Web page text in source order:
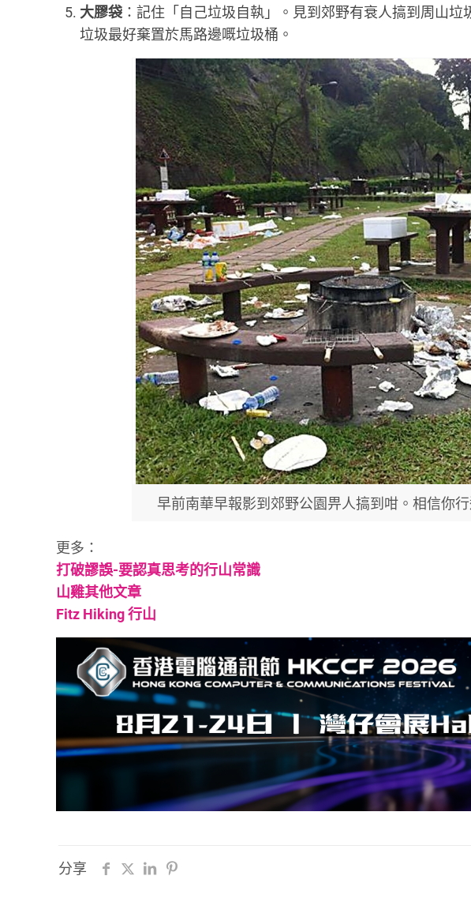
大膠袋 ：記住「自己垃圾自執」。見到郊野有衰人搞到周山
垃圾最好棄置於馬路邊嘅垃圾桶。
早前南華早報影到郊野公園畀人搞到咁。相信你
更多：
打破謬誤-要認真思考的行山常識
山雞其他文章
Fitz Hiking 行山
分享